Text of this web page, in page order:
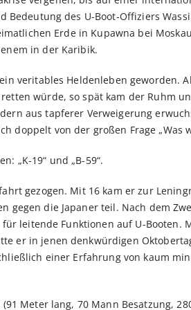
des U-Boot-Offiziers
Erde in Kupawna bei
in der Karibik.
veritables Heldenleben geworden.
würde, so spät kam der Ruhm
aus tapferer Verweigerung
doppelt von der großen Frage „Was
„K-19“ und „B-59“.
gezogen. Mit 16 kam er zur
die Japaner teil. Nach dem
leitende Funktionen auf U-Booten.
er in jenen denkwürdigen
einer Erfahrung von kaum
Meter lang, 70 Mann Besatzung,